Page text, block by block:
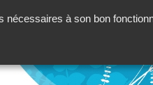
nécessaires à son bon